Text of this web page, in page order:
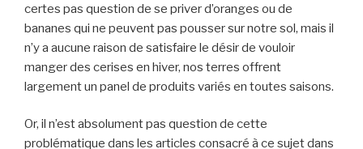
certes pas question de se priver d’oranges ou de
bananes qui ne peuvent pas pousser sur notre sol, mais il
n’y a aucune raison de satisfaire le désir de vouloir
manger des cerises en hiver, nos terres offrent
largement un panel de produits variés en toutes saisons.
Or, il n’est absolument pas question de cette
problématique dans les articles consacré à ce sujet dans